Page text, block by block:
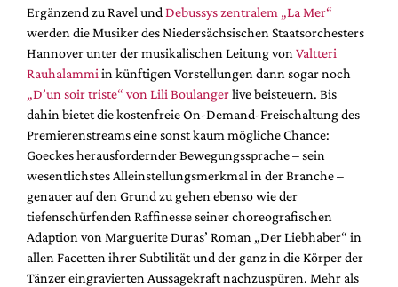
Ergänzend zu Ravel und Debussys zentralem „La Mer“
werden die Musiker des Niedersächsischen Staatsorchesters
Hannover unter der musikalischen Leitung von Valtteri
Rauhalammi in künftigen Vorstellungen dann sogar noch
„D’un soir triste“ von Lili Boulangerlive beisteuern. Bis
dahin bietet die kostenfreie On-Demand-Freischaltung des
Premierenstreams eine sonst kaum mögliche Chance:
Goeckes herausfordernder Bewegungssprache – sein
wesentlichstes Alleinstellungsmerkmal in der Branche –
genauer auf den Grund zu gehen ebenso wie der
tiefenschürfenden Raffinesse seiner choreografischen
Adaption von Marguerite Duras’ Roman „Der Liebhaber“ in
allen Facetten ihrer Subtilität und der ganz in die Körper der
Tänzer eingravierten Aussagekraft nachzuspüren. Mehr als